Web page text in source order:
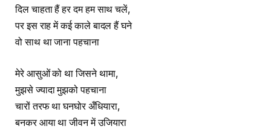
दिल चाहता हैं हर दम हम साथ चलें,
पर इस राह में कई काले बादल हैं घने
वो साथ था जाना पहचाना
मेरे आसुओं को था जिसने थामा,
मुझसे ज्यादा मुझको पहचाना
चारों तरफ था घनघोर अँधियारा,
बनकर आया था जीवन में उजियारा